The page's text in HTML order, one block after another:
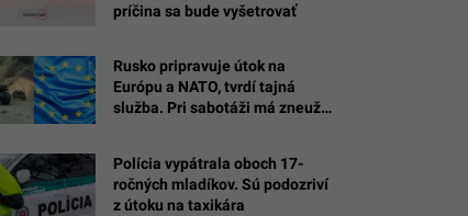
príčina sa bude vyšetrovať
Rusko pripravuje útok na
Európu a NATO, tvrdí tajná
služba. Pri sabotáži má zneužiť
Polícia vypátrala oboch 17-
ročných mladíkov. Sú podozriví
z útoku na taxikára